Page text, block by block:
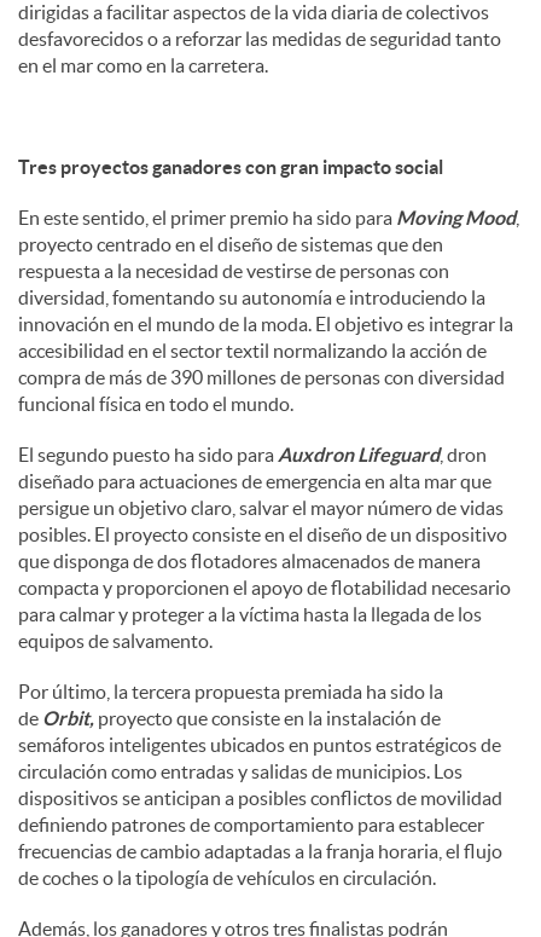
dirigidas a facilitar aspectos de la vida diaria de colectivos
desfavorecidos o a reforzar las medidas de seguridad tanto
en el mar como en la carretera.
Tres proyectos ganadores con gran impacto social
En este sentido, el primer premio ha sido para Moving Mood,
proyecto centrado en el diseño de sistemas que den
respuesta a la necesidad de vestirse de personas con
diversidad, fomentando su autonomía e introduciendo la
innovación en el mundo de la moda. El objetivo es integrar la
accesibilidad en el sector textil normalizando la acción de
compra de más de 390 millones de personas con diversidad
funcional física en todo el mundo.
El segundo puesto ha sido para Auxdron Lifeguard, dron
diseñado para actuaciones de emergencia en alta mar que
persigue un objetivo claro, salvar el mayor número de vidas
posibles. El proyecto consiste en el diseño de un dispositivo
que disponga de dos flotadores almacenados de manera
compacta y proporcionen el apoyo de flotabilidad necesario
para calmar y proteger a la víctima hasta la llegada de los
equipos de salvamento.
Por último, la tercera propuesta premiada ha sido la
de Orbit, proyecto que consiste en la instalación de
semáforos inteligentes ubicados en puntos estratégicos de
circulación como entradas y salidas de municipios. Los
dispositivos se anticipan a posibles conflictos de movilidad
definiendo patrones de comportamiento para establecer
frecuencias de cambio adaptadas a la franja horaria, el flujo
de coches o la tipología de vehículos en circulación.
Además, los ganadores y otros tres finalistas podrán